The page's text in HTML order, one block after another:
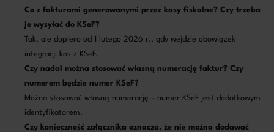
Co z fakturami generowanymi przez kasy fiskalne? Czy trzeba
je wysyłać do KSeF?
Tak, ale dopiero od 1 lutego 2026 r., gdy wejdzie obowiązek
integracji kas z KSeF.
Czy nadal można stosować własną numerację faktur? Czy
numerem będzie numer KSeF?
Można stosować własną numerację – numer KSeF jest dodatkowym
identyfikatorem.
Czy konieczność załącznika oznacza, że nie można dodawać